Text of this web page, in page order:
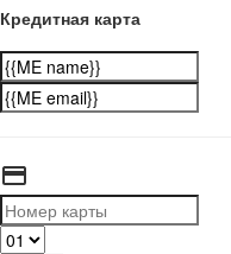
Кредитная карта